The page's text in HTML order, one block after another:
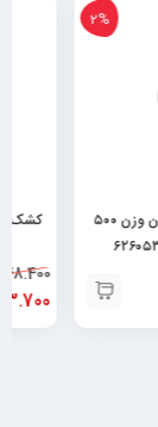
2%
رشته آشی زرماکارون وزن ۵۰۰
148.400